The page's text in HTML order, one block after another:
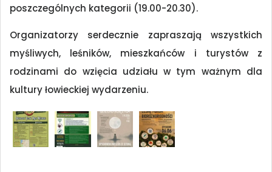
poszczególnych kategorii (19.00-20.30).
Organizatorzy serdecznie zapraszają wszystkich
myśliwych, leśników, mieszkańców i turystów z
rodzinami do wzięcia udziału w tym ważnym dla
kultury łowieckiej wydarzeniu.